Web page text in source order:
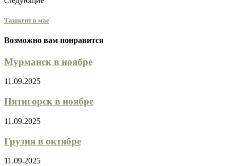
Ташкент в мае
Возможно вам понравится
Мурманск в ноябре
11.09.2025
Пятигорск в ноябре
11.09.2025
Грузия в октябре
11.09.2025